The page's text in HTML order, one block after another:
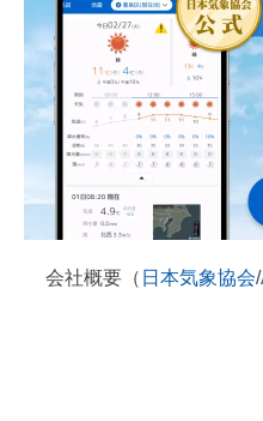
会社概要（ 日本気象協会/